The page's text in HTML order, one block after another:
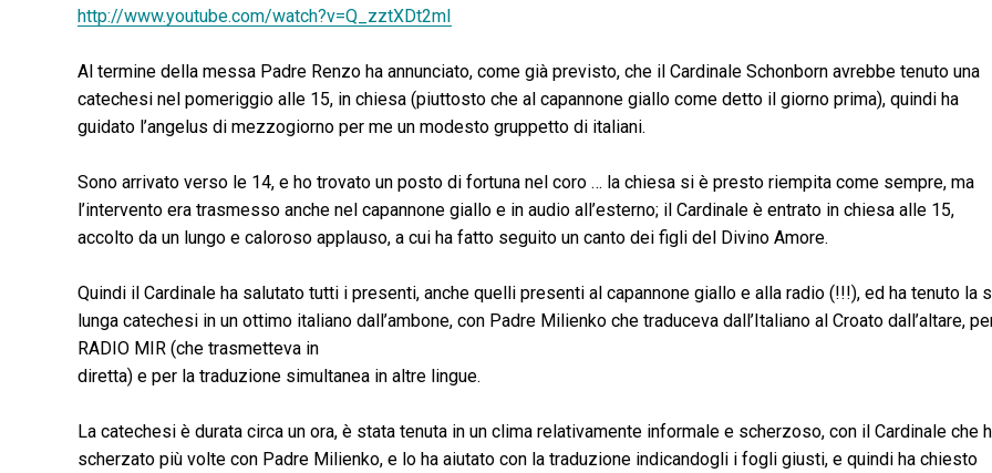
http://www.youtube.com/watch?v=Q_zztXDt2mI
Al termine della messa Padre Renzo ha annunciato, come già previsto, che il Cardinale Schonborn avrebbe tenuto una
catechesi nel pomeriggio alle 15, in chiesa (piuttosto che al capannone giallo come detto il giorno prima), quindi ha
guidato l’angelus di mezzogiorno per me un modesto gruppetto di italiani.
Sono arrivato verso le 14, e ho trovato un posto di fortuna nel coro … la chiesa si è presto riempita come sempre, ma
l’intervento era trasmesso anche nel capannone giallo e in audio all’esterno; il Cardinale è entrato in chiesa alle 15,
accolto da un lungo e caloroso applauso, a cui ha fatto seguito un canto dei figli del Divino Amore.
Quindi il Cardinale ha salutato tutti i presenti, anche quelli presenti al capannone giallo e alla radio (!!!), ed ha tenuto la
lunga catechesi in un ottimo italiano dall’ambone, con Padre Milienko che traduceva dall’Italiano al Croato dall’altare,
RADIO MIR (che trasmetteva in
diretta) e per la traduzione simultanea in altre lingue.
La catechesi è durata circa un ora, è stata tenuta in un clima relativamente informale e scherzoso, con il Cardinale che
scherzato più volte con Padre Milienko, e lo ha aiutato con la traduzione indicandogli i fogli giusti, e quindi ha chiesto